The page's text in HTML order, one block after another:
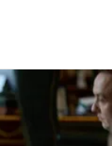
завдання